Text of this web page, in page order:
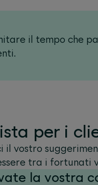
il tempo che
per i
il vostro
tra i fortunati
la vostra